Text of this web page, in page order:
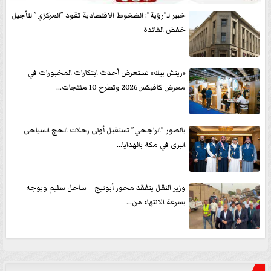
خبير لـ”رؤية”: الضغوط الاقتصادية تقود ”المركزي” لتأجيل
خفض الفائدة
«ريتش بيك» تستعرض أحدث ابتكارات المخبوزات في
معرض كافيكس2026 وتطرح 10 منتجات...
بالصور ”الراجحي” تستقبل أولى رحلات الحج السياحى
البرى في مكة بالهدايا...
وزير النقل يتفقد محور أبوتيج – ساحل سليم ويوجه
بسرعة الانتهاء من...